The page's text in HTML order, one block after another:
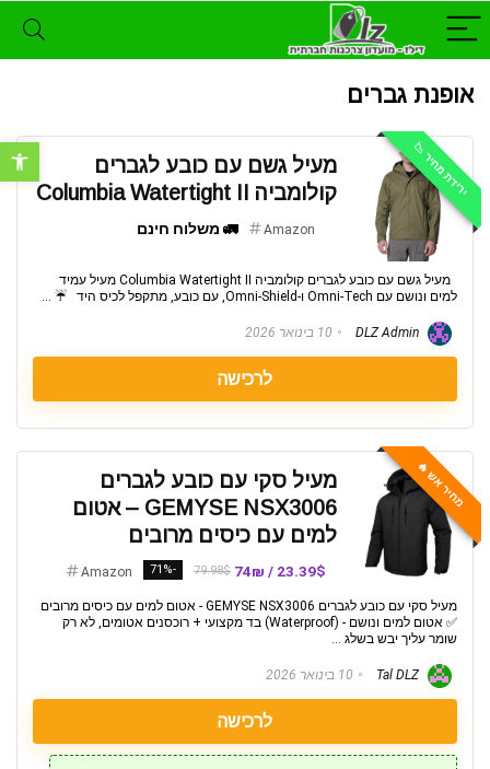
פתח
אופנת גברים
ירידת מחיר 📉
מעיל גשם עם כובע לגברים
קולומביה Columbia Watertight II
Amazon 🚛 משלוח חינם
מעיל גשם עם כובע לגברים קולומביה Columbia Watertight II מעיל עמיד
למים ונושם עם Omni-Tech ו-Omni-Shield, עם כובע, מתקפל לכיס היד ☔ ...
10 בינואר 2026
לרכישה
מחיר אש 🔥
מעיל סקי עם כובע לגברים
GEMYSE NSX3006 – אטום
למים עם כיסים מרובים
23.39$ / 74₪
79.98$
-71%
Amazon
מעיל סקי עם כובע לגברים GEMYSE NSX3006 - אטום למים עם כיסים מרובים
✅ אטום למים ונושם - (Waterproof) בד מקצועי + רוכסנים אטומים, לא רק
שומר עליך יבש בשלג ...
Tal DLZ 10 בינואר 2026
לרכישה